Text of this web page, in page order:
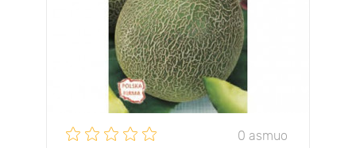
0 asmuo